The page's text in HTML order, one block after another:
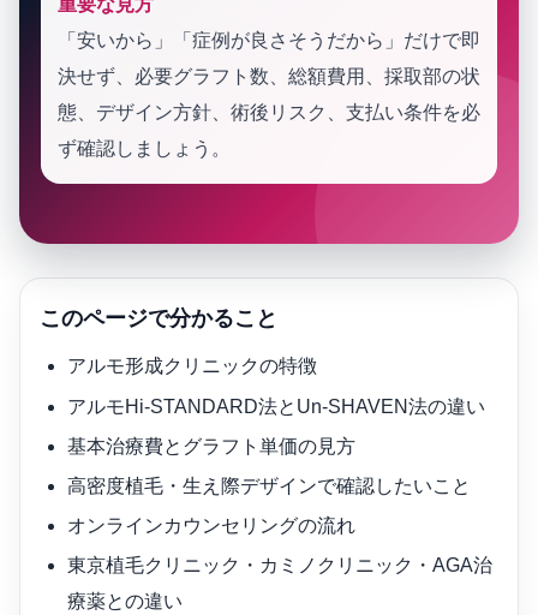
「安いから」「症例が良さそうだから」だけで即
決せず、必要グラフト数、総額費用、採取部の状
態、デザイン方針、術後リスク、支払い条件を必
ず確認しましょう。
このページで分かること
アルモ形成クリニックの特徴
アルモHi-STANDARD法とUn-SHAVEN法の違い
基本治療費とグラフト単価の見方
高密度植毛・生え際デザインで確認したいこと
オンラインカウンセリングの流れ
東京植毛クリニック・カミノクリニック・AGA治
療薬との違い